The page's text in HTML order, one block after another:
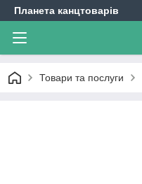
Планета канцтоварів
Товари та послуги